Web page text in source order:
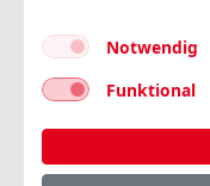
Ich
Notwendig
Funktional